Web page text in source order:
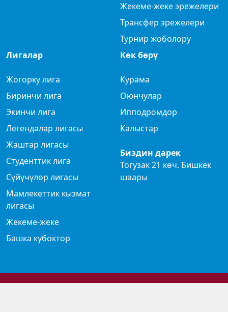
Жекеме-жеке эрежелери
Трансфер эрежелери
Турнир жоболору
Лигалар
Жогорку лига
Биринчи лига
Экинчи лига
Легендалар лигасы
Жаштар лигасы
Студенттик лига
Сүйүчүлөр лигасы
Мамлекеттик кызмат
лигасы
Жекеме-жеке
Башка кубоктор
Көк бөрү
Курама
Оюнчулар
Ипподромдор
Калыстар
Биздин дарек
Тогузак 21 көч. Бишкек
шаары